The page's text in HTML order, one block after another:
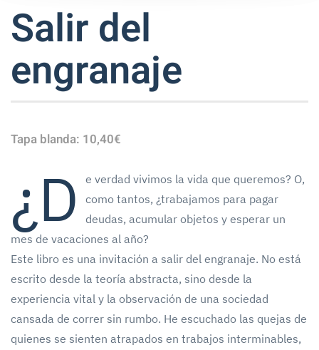
Salir del
engranaje
Tapa blanda: 10,40€
¿D
e verdad vivimos la vida que queremos? O,
como tantos, ¿trabajamos para pagar
deudas, acumular objetos y esperar un
mes de vacaciones al año?
Este libro es una invitación a salir del engranaje. No está
escrito desde la teoría abstracta, sino desde la
experiencia vital y la observación de una sociedad
cansada de correr sin rumbo. He escuchado las quejas de
quienes se sienten atrapados en trabajos interminables,